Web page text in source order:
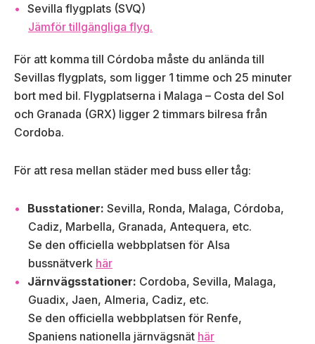
Sevilla flygplats (SVQ)
Jämför tillgängliga flyg.
För att komma till Córdoba måste du anlända till
Sevillas flygplats, som ligger 1 timme och 25 minuter
bort med bil. Flygplatserna i Malaga – Costa del Sol
och Granada (GRX) ligger 2 timmars bilresa från
Cordoba.
För att resa mellan städer med buss eller tåg:
Busstationer: Sevilla, Ronda, Malaga, Córdoba,
Cadiz, Marbella, Granada, Antequera, etc.
Se den officiella webbplatsen för Alsa
bussnätverk här
Järnvägsstationer: Cordoba, Sevilla, Malaga,
Guadix, Jaen, Almeria, Cadiz, etc.
Se den officiella webbplatsen för Renfe,
Spaniens nationella järnvägsnät här